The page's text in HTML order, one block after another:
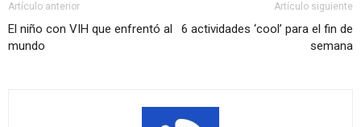
Artículo anterior
El niño con VIH que enfrentó al
mundo
Artículo siguiente
6 actividades ‘cool’ para el fin de
semana